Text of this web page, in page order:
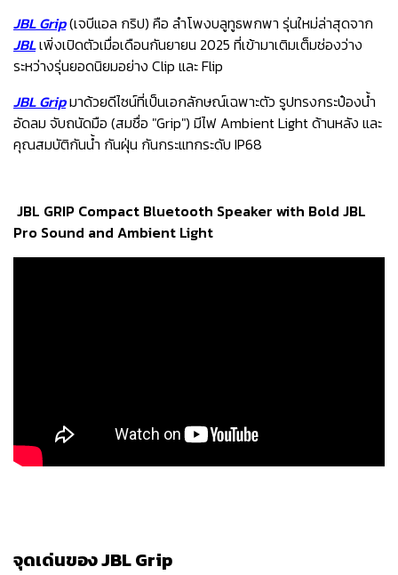
JBL Grip(เจบีแอล กริป) คือ ลำโพงบลูทูธพกพา รุ่นใหม่ล่าสุดจาก
JBLเพิ่งเปิดตัวเมื่อเดือนกันยายน 2025 ที่เข้ามาเติมเต็มช่องว่าง
ระหว่างรุ่นยอดนิยมอย่าง Clip และ Flip
JBL Gripมาด้วยดีไซน์ที่เป็นเอกลักษณ์เฉพาะตัว รูปทรงกระป๋องน้ำ
อัดลม จับถนัดมือ (สมชื่อ "Grip") มีไฟ Ambient Light ด้านหลัง และ
คุณสมบัติกันน้ำ กันฝุ่น กันกระแทกระดับ IP68
JBL GRIP Compact Bluetooth Speaker with Bold JBL
Pro Sound and Ambient Light
จุดเด่นของ JBL Grip